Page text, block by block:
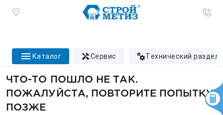
каталог сервис технический раздел
ЧТО-ТО ПОШЛО НЕ ТАК.
ПОЖАЛУЙСТА, ПОВТОРИТЕ ПОПЫТКУ
ПОЗЖЕ